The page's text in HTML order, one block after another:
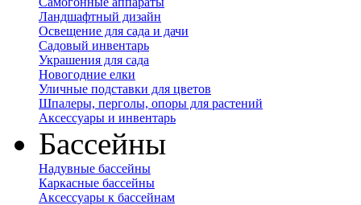
Ландшафтный дизайн
Освещение для сада и дачи
Садовый инвентарь
Украшения для сада
Новогодние елки
Уличные подставки для цветов
Шпалеры, перголы, опоры для растений
Аксессуары и инвентарь
Бассейны
Надувные бассейны
Каркасные бассейны
Аксессуары к бассейнам